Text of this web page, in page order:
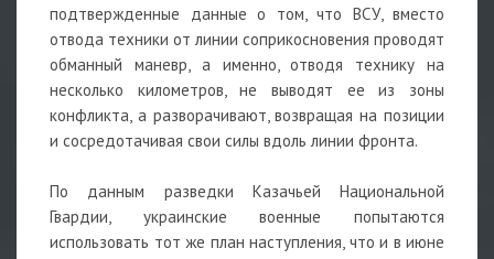
подтвержденные данные о том, что ВСУ, вместо
отвода техники от линии соприкосновения проводят
обманный маневр, а именно, отводя технику на
несколько километров, не выводят ее из зоны
конфликта, а разворачивают, возвращая на позиции
и сосредотачивая свои силы вдоль линии фронта.
По данным разведки Казачьей Национальной
Гвардии, украинские военные попытаются
использовать тот же план наступления, что и в июне